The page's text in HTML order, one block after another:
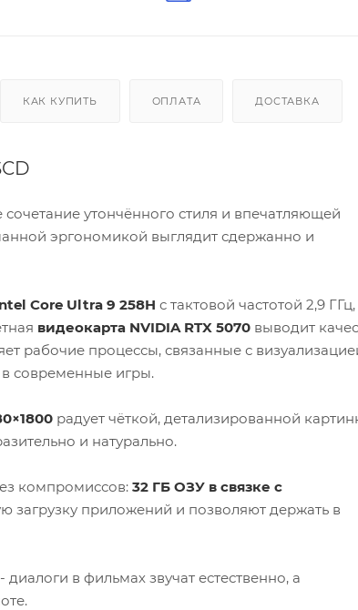
КАК КУПИТЬ ОПЛАТА ДОСТАВКА
утончённого стиля и впечатляющей
эргономикой выглядит сдержанно и
Core Ultra 9 258H с тактовой частотой 2,9 ГГц,
видеокарта NVIDIA RTX 5070 выводит
рабочие процессы, связанные с
современные игры.
радует чёткой, детализированной
и натурально.
компромиссов: 32 ГБ ОЗУ в связке с
загрузку приложений и позволяют держать в
в фильмах звучат естественно, а